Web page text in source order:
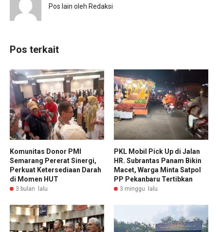
Pos lain oleh Redaksi
Pos terkait
Komunitas Donor PMI
Semarang Pererat Sinergi,
Perkuat Ketersediaan Darah
di Momen HUT
3 bulan lalu
PKL Mobil Pick Up di Jalan
HR. Subrantas Panam Bikin
Macet, Warga Minta Satpol
PP Pekanbaru Tertibkan
3 minggu lalu